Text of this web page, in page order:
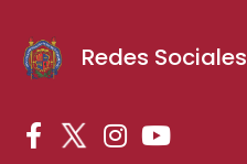
Redes Sociales